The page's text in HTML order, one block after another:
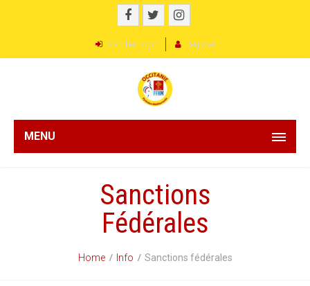
Member Login Register
MENU
Sanctions
Fédérales
Home Info Sanctions fédérales